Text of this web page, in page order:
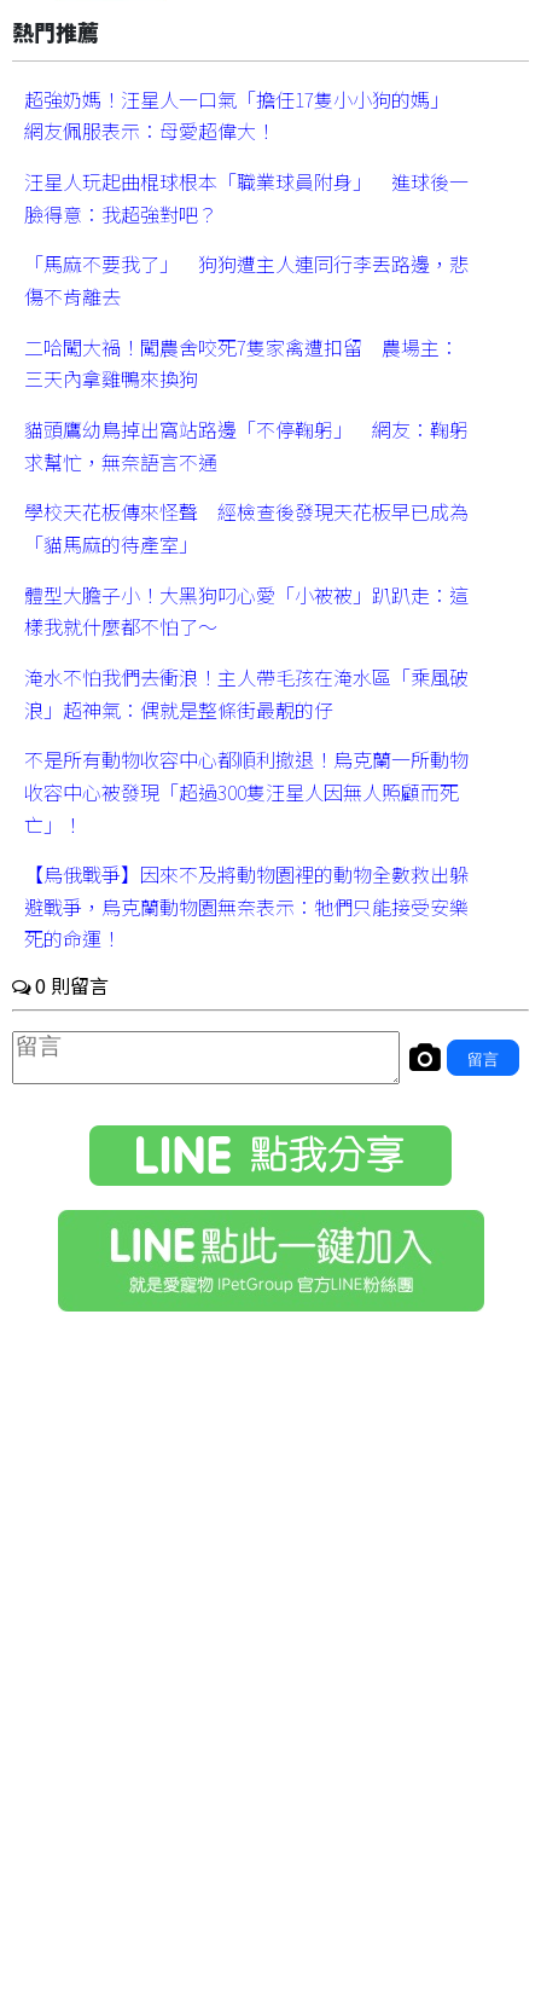
熱門推薦
超強奶媽！汪星人一口氣「擔任17隻小小狗的媽」
網友佩服表示：母愛超偉大！
汪星人玩起曲棍球根本「職業球員附身」 進球後一
臉得意：我超強對吧？
「馬麻不要我了」 狗狗遭主人連同行李丟路邊，悲
傷不肯離去
二哈闖大禍！闖農舍咬死7隻家禽遭扣留 農場主：
三天內拿雞鴨來換狗
貓頭鷹幼鳥掉出窩站路邊「不停鞠躬」 網友：鞠躬
求幫忙，無奈語言不通
學校天花板傳來怪聲 經檢查後發現天花板早已成為
「貓馬麻的待產室」
體型大膽子小！大黑狗叼心愛「小被被」趴趴走：這
樣我就什麼都不怕了～
淹水不怕我們去衝浪！主人帶毛孩在淹水區「乘風破
浪」超神氣：偶就是整條街最靚的仔
不是所有動物收容中心都順利撤退！烏克蘭一所動物
收容中心被發現「超過300隻汪星人因無人照顧而死
亡」！
【烏俄戰爭】因來不及將動物園裡的動物全數救出躲
避戰爭，烏克蘭動物園無奈表示：牠們只能接受安樂
死的命運！